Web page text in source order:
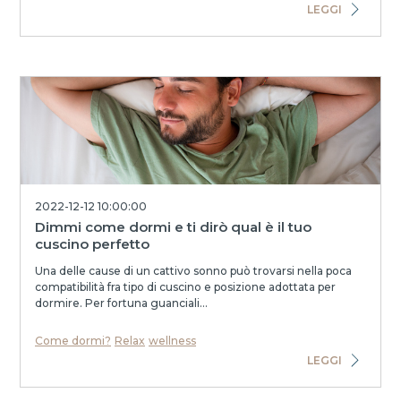
LEGGI
2022-12-12 10:00:00
Dimmi come dormi e ti dirò qual è il tuo
cuscino perfetto
Una delle cause di un cattivo sonno può trovarsi nella poca
compatibilità fra tipo di cuscino e posizione adottata per
dormire. Per fortuna guanciali...
Come dormi? Relax wellness
LEGGI